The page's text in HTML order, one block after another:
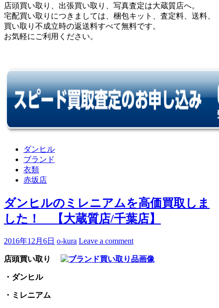
店頭買い取り、出張買い取り、写真査定は大蔵質店へ。
宅配買い取りにつきましては、梱包キット、査定料、送料、
買い取り不成立時の返送料すべて無料です。
お気軽にご利用ください。
ダンヒル
ブランド
衣類
赤坂店
ダンヒルのミレニアムを高価買取しま
した！ 【大蔵質店/千葉店】
2016年12月6日 o-kura Leave a comment
店頭買い取り
・ダンヒル
・ミレニアム